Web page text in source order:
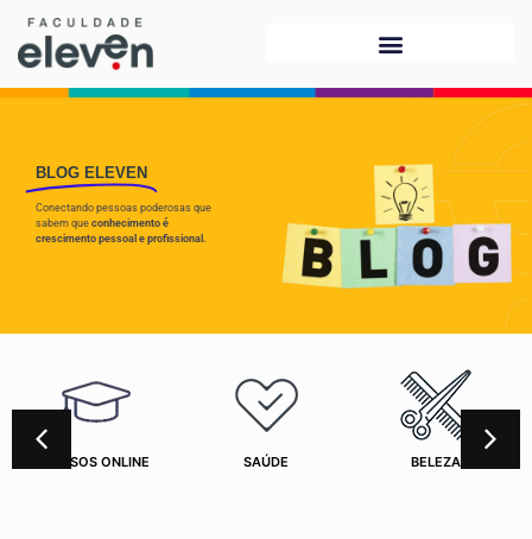
BLOG ELEVEN
Conectando pessoas poderosas que
sabem que conhecimento é
crescimento pessoal e profissional.
CURSOS ONLINE SAÚDE BELEZA